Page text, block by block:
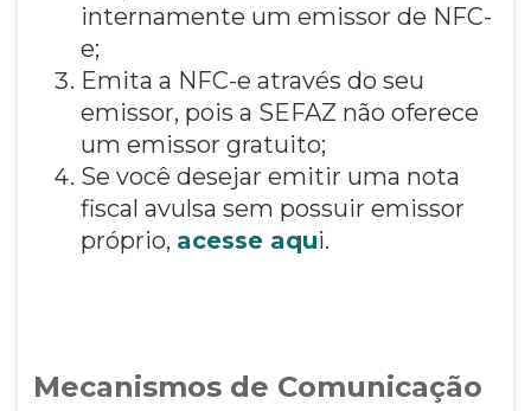
internamente um emissor de NFC-
e;
Emita a NFC-e através do seu
emissor, pois a SEFAZ não oferece
um emissor gratuito;
Se você desejar emitir uma nota
fiscal avulsa sem possuir emissor
próprio, acesse aqui.
Mecanismos de Comunicação